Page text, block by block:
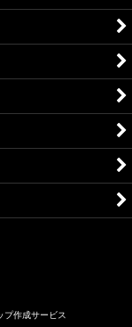
プ作成サービス